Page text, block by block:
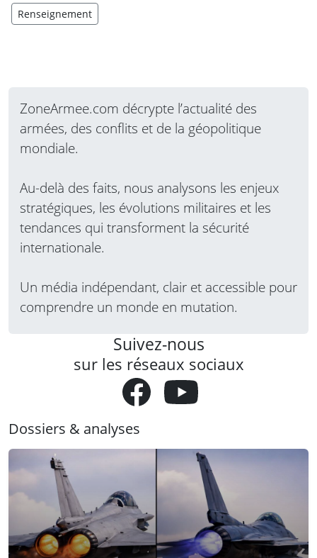
Renseignement
ZoneArmee.com décrypte l’actualité des
armées, des conflits et de la géopolitique
mondiale.
Au-delà des faits, nous analysons les enjeux
stratégiques, les évolutions militaires et les
tendances qui transforment la sécurité
internationale.
Un média indépendant, clair et accessible pour
comprendre un monde en mutation.
Suivez-nous
sur les réseaux sociaux
Dossiers & analyses